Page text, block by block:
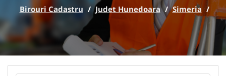
Birouri Cadastru / Judet Hunedoara / Simeria /